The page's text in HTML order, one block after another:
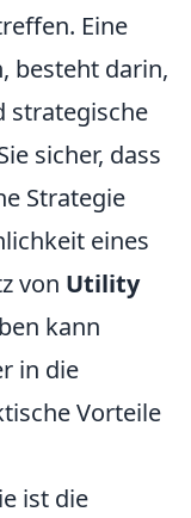
Eine
besteht darin,
strategische
sicher, dass
Strategie
eines
von Utility
kann
in die
Vorteile
ist die